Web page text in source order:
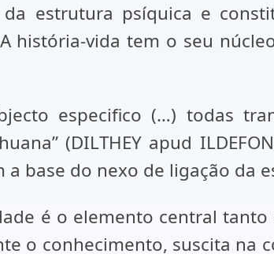
estrutura psíquica e
história-vida tem o seu
especifico (…) todas
(DILTHEY apud
base do nexo de ligação da
é o elemento central
o conhecimento, suscita